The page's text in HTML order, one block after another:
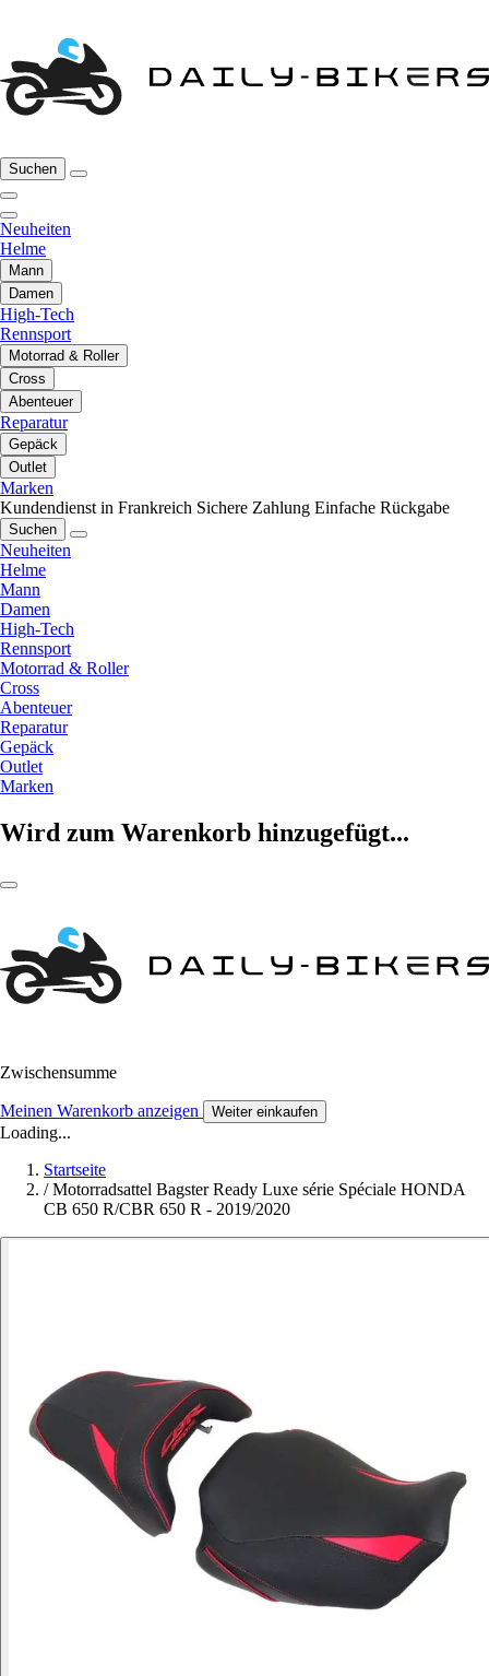
Suchen
Neuheiten
Helme
Mann
Damen
High-Tech
Rennsport
Motorrad & Roller
Cross
Abenteuer
Reparatur
Gepäck
Outlet
Marken
Kundendienst in Frankreich Sichere Zahlung Einfache Rückgabe
Suchen
Neuheiten
Helme
Mann
Damen
High-Tech
Rennsport
Motorrad & Roller
Cross
Abenteuer
Reparatur
Gepäck
Outlet
Marken
Wird zum Warenkorb hinzugefügt...
Zwischensumme
Meinen Warenkorb anzeigen Weiter einkaufen
Loading...
Startseite
/ Motorradsattel Bagster Ready Luxe série Spéciale HONDA
CB 650 R/CBR 650 R - 2019/2020